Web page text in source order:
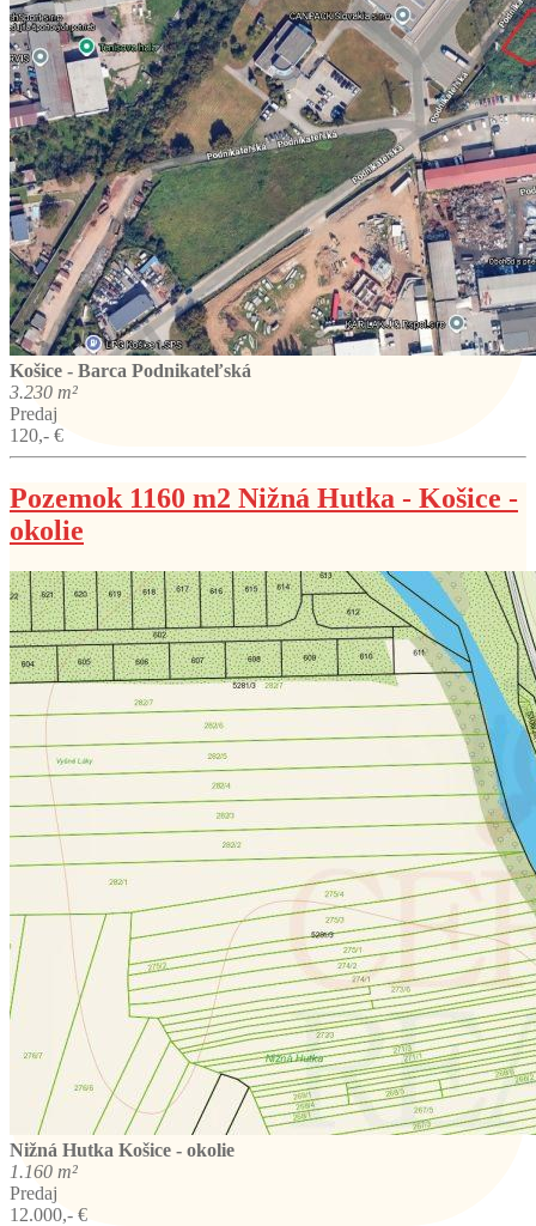
Košice - Barca Podnikateľská
3.230 m²
Predaj
120,- €
Pozemok 1160 m2 Nižná Hutka - Košice -
okolie
Nižná Hutka Košice - okolie
1.160 m²
Predaj
12.000,- €